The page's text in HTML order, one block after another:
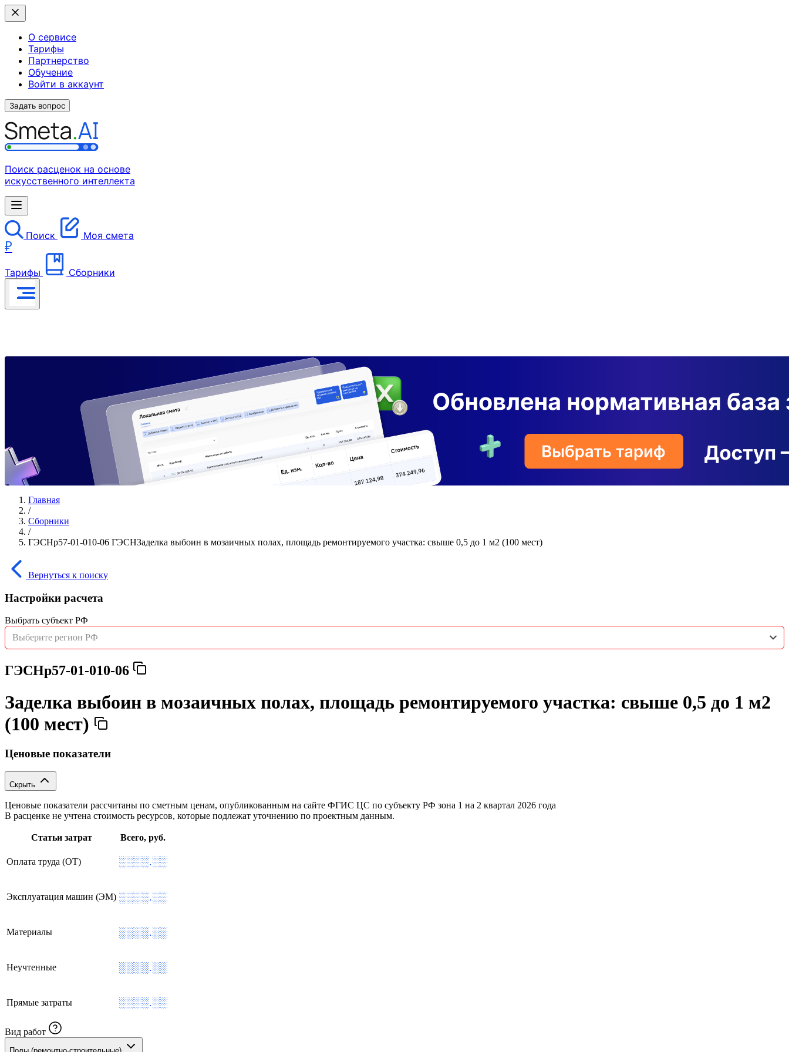
О сервисе
Тарифы
Партнерство
Обучение
Войти в аккаунт
Задать вопрос
Поиск расценок на основе
искусственного интеллекта
Поиск Моя смета
₽
Тарифы Сборники
Главная
/
Сборники
/
ГЭСНр57-01-010-06 ГЭСНЗаделка выбоин в мозаичных полах, площадь ремонтируемого участка: свыше 0,5 до 1 м2 (100 мест)
Вернуться к поиску
Настройки расчета
Выбрать субъект РФ
Выберите регион РФ
ГЭСНр57-01-010-06
Заделка выбоин в мозаичных полах, площадь ремонтируемого участка: свыше 0,5 до 1 м2
(100 мест)
Ценовые показатели
Скрыть
Ценовые показатели рассчитаны по сметным ценам, опубликованным на сайте ФГИС ЦС по субъекту РФ зона 1 на 2 квартал 2026 года
В расценке не учтена стоимость ресурсов, которые подлежат уточнению по проектным данным.
Статьи затрат Всего, руб.
Оплата труда (ОТ) ░░░░.░░
Эксплуатация машин (ЭМ) ░░░░.░░
Материалы ░░░░.░░
Неучтенные ░░░░.░░
Прямые затраты ░░░░.░░
Вид работ